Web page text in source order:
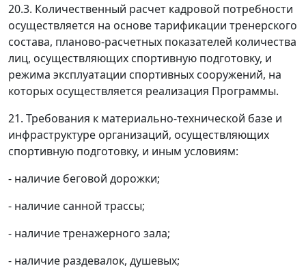
20.3. Количественный расчет кадровой потребности
осуществляется на основе тарификации тренерского
состава, планово-расчетных показателей количества
лиц, осуществляющих спортивную подготовку, и
режима эксплуатации спортивных сооружений, на
которых осуществляется реализация Программы.
21. Требования к материально-технической базе и
инфраструктуре организаций, осуществляющих
спортивную подготовку, и иным условиям:
- наличие беговой дорожки;
- наличие санной трассы;
- наличие тренажерного зала;
- наличие раздевалок, душевых;